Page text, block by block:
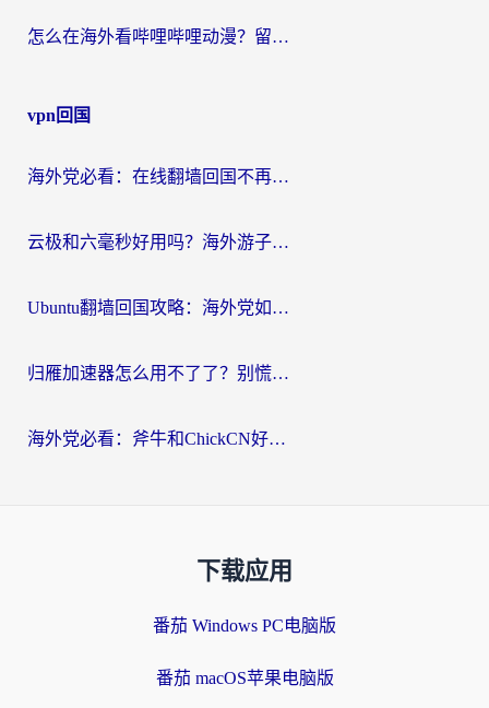
怎么在海外看哔哩哔哩动漫？留学生亲测有效的回国加速方案
vpn回国
海外党必看：在线翻墙回国不再难！教你选对加速器无缝刷国内资源
云极和六毫秒好用吗？海外游子解锁国内资源的真实答案
Ubuntu翻墙回国攻略：海外党如何选对加速器，无缝刷国内剧玩游戏？
归雁加速器怎么用不了了？别慌，这篇指南教你如何丝滑“回家”
海外党必看：斧牛和ChickCN好用吗？3款热门加速器实测+番茄加速器深度体验
下载应用
番茄 Windows PC电脑版
番茄 macOS苹果电脑版